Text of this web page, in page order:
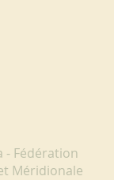
- Fédération
Méridionale